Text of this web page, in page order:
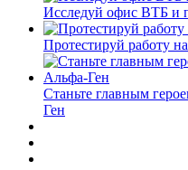
Исследуй офис ВТБ и
Протестируй работу
Станьте главным
Ген